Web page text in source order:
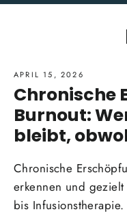
APRIL 15, 2026
Chronische
Burnout:
bleibt,
Chronische
erkennen und
bis Infusionstherapie.